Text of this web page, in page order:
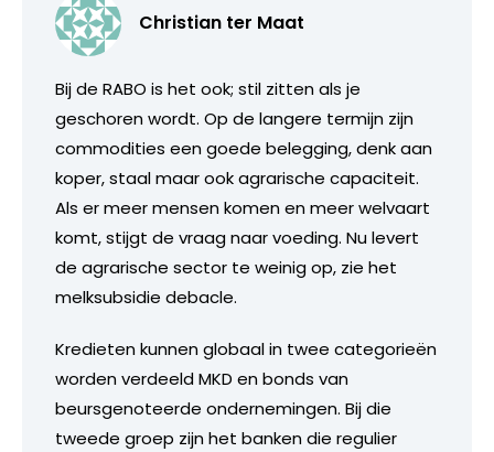
Christian ter Maat
Bij de RABO is het ook; stil zitten als je
geschoren wordt. Op de langere termijn zijn
commodities een goede belegging, denk aan
koper, staal maar ook agrarische capaciteit.
Als er meer mensen komen en meer welvaart
komt, stijgt de vraag naar voeding. Nu levert
de agrarische sector te weinig op, zie het
melksubsidie debacle.
Kredieten kunnen globaal in twee categorieën
worden verdeeld MKD en bonds van
beursgenoteerde ondernemingen. Bij die
tweede groep zijn het banken die regulier